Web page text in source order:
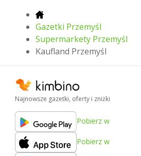
Gazetki Przemyśl
Supermarkety Przemyśl
Kaufland Przemyśl
Najnowsze gazetki, oferty i zniżki
Pobierz w
Pobierz w